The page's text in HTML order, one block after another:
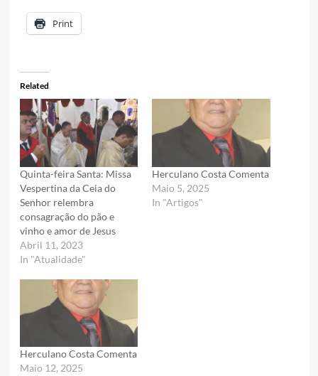
Print
Related
Quinta-feira Santa: Missa
Vespertina da Ceia do
Senhor relembra
consagração do pão e
vinho e amor de Jesus
Abril 11, 2023
In "Atualidade"
Herculano Costa Comenta
Maio 5, 2025
In "Artigos"
Herculano Costa Comenta
Maio 12, 2025